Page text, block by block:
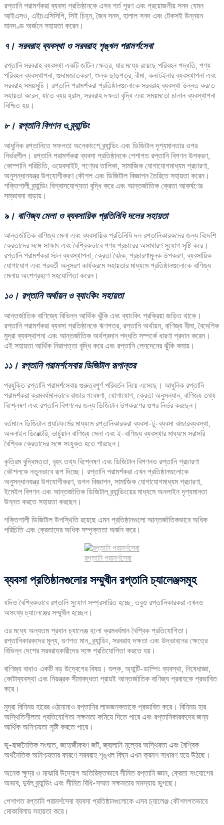
রপ্তানি পরামর্শকরা ব্যবসা প্রতিষ্ঠানকে এসব শর্ত পূরণ এবং প্রয়োজনীয় সনদ যেমন
আইএসও, এইচএসিসিপি, সিই চিহ্ন, জৈব সনদ, হালাল সনদ এবং টেকসই উন্নয়ন
মানদণ্ড অর্জনে সহায়তা করেন।
৭। সরবরাহ ব্যবস্থা ও সরবরাহ শৃঙ্খল পরামর্শসেবা
রপ্তানি সরবরাহ ব্যবস্থা একটি জটিল ক্ষেত্র, যার মধ্যে রয়েছে পরিবহন পদ্ধতি, পণ্য
পরিবহন ব্যবস্থাপনা, গুদামজাতকরণ, শুল্ক ছাড়পত্র, বীমা, কনটেইনার ব্যবস্থাপনা এবং
সরবরাহ সময়সূচি। রপ্তানি পরামর্শকরা প্রতিষ্ঠানগুলোকে সরবরাহ ব্যবস্থা উন্নত করতে
সহায়তা করেন, যাতে ব্যয় হ্রাস, সরবরাহ দক্ষতা বৃদ্ধি এবং সময়মতো চালান ব্যবস্থাপনা
নিশ্চিত হয়।
৮। রপ্তানি বিপণন ও ব্র্যান্ডিং
আধুনিক রপ্তানিতে সফলতা অনেকাংশে ব্র্যান্ডিং এবং ডিজিটাল দৃশ্যমানতার ওপর
নির্ভরশীল। রপ্তানি পরামর্শকরা ব্যবসা প্রতিষ্ঠানকে পেশাগত রপ্তানি বিপণন উপকরণ,
কোম্পানি পরিচিতি, ওয়েবসাইট, পণ্যের তালিকা, সামাজিক যোগাযোগমাধ্যম প্রচারণা,
অনুসন্ধানযন্ত্র উপযোগীকরণ কৌশল এবং ডিজিটাল বিজ্ঞাপন তৈরিতে সহায়তা করেন।
শক্তিশালী ব্র্যান্ডিং বিশ্বাসযোগ্যতা বৃদ্ধি করে এবং আন্তর্জাতিক ক্রেতা আকর্ষণের
সম্ভাবনা বাড়ায়।
৯। বাণিজ্য মেলা ও ব্যবসায়িক প্রতিনিধি দলের সহায়তা
আন্তর্জাতিক বাণিজ্য মেলা এবং ব্যবসায়িক প্রতিনিধি দল রপ্তানিকারকদের জন্য বিদেশি
ক্রেতাদের সঙ্গে সাক্ষাৎ এবং বৈশ্বিকভাবে পণ্য প্রচারের অসাধারণ সুযোগ সৃষ্টি করে।
রপ্তানি পরামর্শকরা স্টল ব্যবস্থাপনা, ক্রেতা বৈঠক, প্রচারণামূলক উপকরণ, ব্যবসায়িক
যোগাযোগ এবং পরবর্তী অনুসরণ কার্যক্রমে সহায়তার মাধ্যমে প্রতিষ্ঠানগুলোকে বাণিজ্য
মেলায় অংশগ্রহণে সহযোগিতা করেন।
১০। রপ্তানি অর্থায়ন ও ব্যাংকিং সহায়তা
আন্তর্জাতিক বাণিজ্যে বিভিন্ন আর্থিক ঝুঁকি এবং ব্যাংকিং প্রক্রিয়া জড়িত থাকে।
রপ্তানি পরামর্শকরা ব্যবসা প্রতিষ্ঠানকে ঋণপত্র, রপ্তানি অর্থায়ন, বাণিজ্য বীমা, বৈদেশিক
মুদ্রা ব্যবস্থাপনা এবং আন্তর্জাতিক অর্থপ্রদান পদ্ধতি সম্পর্কে ধারণা প্রদান করেন।
এই সহায়তা আর্থিক নিরাপত্তা বৃদ্ধি করে এবং রপ্তানি লেনদেনের ঝুঁকি কমায়।
১১। রপ্তানি পরামর্শসেবায় ডিজিটাল রূপান্তর
প্রযুক্তি রপ্তানি পরামর্শসেবায় গুরুত্বপূর্ণ পরিবর্তন নিয়ে এসেছে। আধুনিক রপ্তানি
পরামর্শকরা ক্রমবর্ধমানভাবে বাজার গবেষণা, যোগাযোগ, ক্রেতা অনুসন্ধান, বাণিজ্য তথ্য
বিশ্লেষণ এবং রপ্তানি বিপণনের জন্য ডিজিটাল উপকরণের ওপর নির্ভর করছেন।
বর্তমানে ডিজিটাল প্ল্যাটফর্মের মাধ্যমে রপ্তানিকারকরা ব্যবসা-টু-ব্যবসা বাজারব্যবস্থা,
অনলাইন ডিরেক্টরি, ভার্চুয়াল বাণিজ্য মেলা এবং ই-বাণিজ্য ব্যবস্থার মাধ্যমে সরাসরি
বৈশ্বিক ক্রেতাদের সঙ্গে সংযুক্ত হতে পারছেন।
কৃত্রিম বুদ্ধিমত্তা, বৃহৎ তথ্য বিশ্লেষণ এবং ডিজিটাল বিপণনও রপ্তানি প্রচারণা
কৌশলকে নতুনভাবে রূপ দিচ্ছে। রপ্তানি পরামর্শকরা এখন প্রতিষ্ঠানগুলোকে
অনুসন্ধানযন্ত্র উপযোগীকরণ, গুগল বিজ্ঞাপন, সামাজিক যোগাযোগমাধ্যম প্রচারণা,
ইমেইল বিপণন এবং আন্তর্জাতিক ডিজিটাল ব্র্যান্ডিংয়ের মাধ্যমে অনলাইন দৃশ্যমানতা
উন্নত করতে সহায়তা করছেন।
শক্তিশালী ডিজিটাল উপস্থিতি রয়েছে এমন প্রতিষ্ঠানগুলো আন্তর্জাতিকভাবে অধিক
পরিচিতি এবং ক্রেতাদের অধিক সম্পৃক্ততা অর্জন করে।
রপ্তানি পরামর্শসেবা
ব্যবসাপ্রতিষ্ঠানগুলোরসম্মুখীনরপ্তানিচ্যালেঞ্জসমূহ
যদিও বৈশ্বিকভাবে রপ্তানি সুযোগ সম্প্রসারিত হচ্ছে, তবুও রপ্তানিকারকরা এখনও
অসংখ্য চ্যালেঞ্জের সম্মুখীন হচ্ছেন।
এর মধ্যে অন্যতম প্রধান চ্যালেঞ্জ হলো ক্রমবর্ধমান বৈশ্বিক প্রতিযোগিতা।
রপ্তানিকারকদের মূল্য, গুণগত মান, ব্র্যান্ডিং, সরবরাহ দক্ষতা এবং উদ্ভাবনের ক্ষেত্রে
বিভিন্ন দেশের সরবরাহকারীদের সঙ্গে প্রতিযোগিতা করতে হয়।
বাণিজ্য বাধাও একটি বড় উদ্বেগের বিষয়। শুল্ক, অ্যান্টি-ডাম্পিং ব্যবস্থা, নিষেধাজ্ঞা,
কোটাব্যবস্থা এবং নিয়ন্ত্রক সীমাবদ্ধতা প্রায়ই আন্তর্জাতিক বাণিজ্য প্রবাহকে প্রভাবিত
করে।
মুদ্রা বিনিময় হারের ওঠানামাও রপ্তানির লাভজনকতাকে প্রভাবিত করে। বিনিময় হার
অস্থিতিশীলতা প্রতিযোগিতা সক্ষমতা কমিয়ে দিতে পারে এবং রপ্তানিকারকদের জন্য
আর্থিক অনিশ্চয়তা সৃষ্টি করতে পারে।
ভূ-রাজনৈতিক সংঘাত, জাহাজীকরণ জট, জ্বালানি মূল্যের অস্থিরতা এবং বৈশ্বিক
অর্থনৈতিক অনিশ্চয়তার কারণে সরবরাহ শৃঙ্খল বিঘ্ন এখন ক্রমশ সাধারণ হয়ে উঠছে।
অনেক ক্ষুদ্র ও মাঝারি উদ্যোগ অতিরিক্তভাবে সীমিত রপ্তানি জ্ঞান, ক্রেতা সংযোগের
অভাব, দুর্বল ব্র্যান্ডিং এবং সীমিত বিধি-সম্মত সক্ষমতার সমস্যায় ভুগছে।
পেশাগত রপ্তানি পরামর্শসেবা ব্যবসা প্রতিষ্ঠানগুলোকে এসব চ্যালেঞ্জ কৌশলগতভাবে
মোকাবিলায় সহায়তা করে।